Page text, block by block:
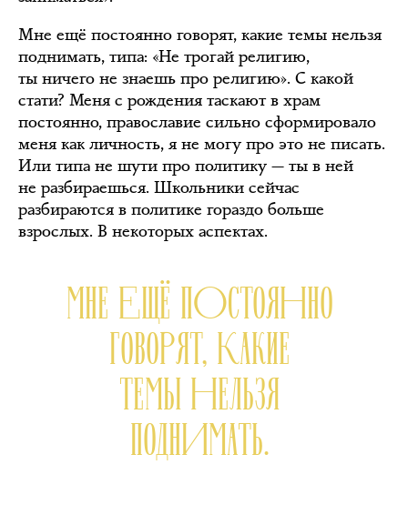
Мне ещё постоянно говорят, какие темы нельзя
поднимать, типа: «Не трогай религию,
ты ничего не знаешь про религию». С какой
стати? Меня с рождения таскают в храм
постоянно, православие сильно сформировало
меня как личность, я не могу про это не писать.
Или типа не шути про политику — ты в ней
не разбираешься. Школьники сейчас
разбираются в политике гораздо больше
взрослых. В некоторых аспектах.
МНЕ ЕЩЁ ПОСТОЯННО
ГОВОРЯТ, КАКИЕ
ТЕМЫ НЕЛЬЗЯ
ПОДНИМАТЬ.